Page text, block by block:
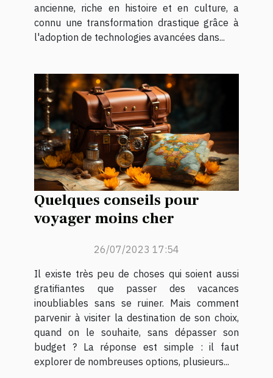
ancienne, riche en histoire et en culture, a
connu une transformation drastique grâce à
l'adoption de technologies avancées dans...
Quelques conseils pour
voyager moins cher
26/07/2023 17:54
Il existe très peu de choses qui soient aussi
gratifiantes que passer des vacances
inoubliables sans se ruiner. Mais comment
parvenir à visiter la destination de son choix,
quand on le souhaite, sans dépasser son
budget ? La réponse est simple : il faut
explorer de nombreuses options, plusieurs...